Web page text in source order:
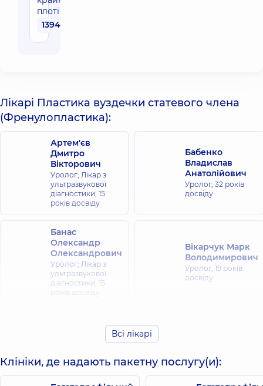
плоті
13940 грн
Лікарі Пластика вуздечки статевого члена
(Френулопластика):
Артем'єв
Дмитро
Вікторович
Уролог; Лікар з
ультразвукової
діагностики, 15
років досвіду
Бабенко
Владислав
Анатолійович
Уролог, 32 років
досвіду
Банас
Олександр
Олександрович
Уролог; Лікар з
ультразвукової
діагностики, 15
років досвіду
Вікарчук Марк
Володимирович
Уролог, 19 років
досвіду
Уролог,19 років
досвіду
діагностики,
Всі лікарі
Клініки, де надають пакетну послугу(и):